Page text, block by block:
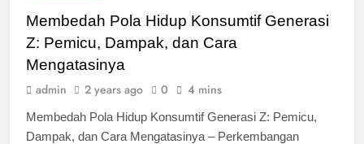
Membedah Pola Hidup Konsumtif Generasi
Z: Pemicu, Dampak, dan Cara
Mengatasinya
admin 2 years ago 0 4 mins
Membedah Pola Hidup Konsumtif Generasi Z: Pemicu,
Dampak, dan Cara Mengatasinya – Perkembangan